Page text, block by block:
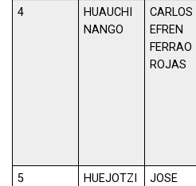
4
HUAUCHI
NANGO
CARLOS
EFREN
FERRAO
ROJAS
5
HUEJOTZI
JOSE